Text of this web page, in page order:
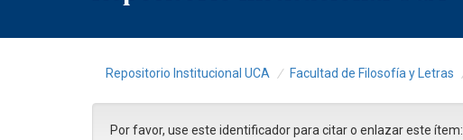
Repositorio Institucional UCA Facultad de Filosofía y Letras
Por favor, use este identificador para citar o enlazar este ítem: